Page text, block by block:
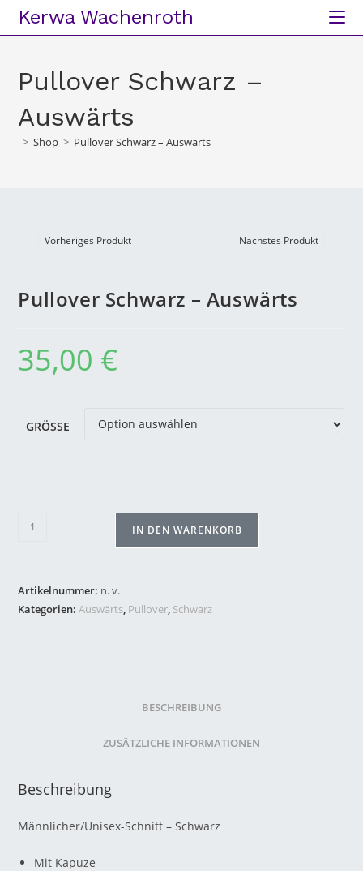
Kerwa Wachenroth
Pullover Schwarz –
Auswärts
> Shop > Pullover Schwarz – Auswärts
Vorheriges Produkt Nächstes Produkt
Pullover Schwarz – Auswärts
35,00 €
GRÖSSE
IN DEN WARENKORB
Artikelnummer: n. v.
Kategorien:Auswärts, Pullover, Schwarz
BESCHREIBUNG
ZUSÄTZLICHE INFORMATIONEN
Beschreibung
Männlicher/Unisex-Schnitt – Schwarz
Mit Kapuze